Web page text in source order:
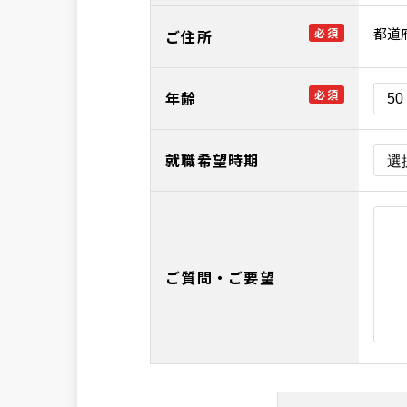
ご住所 必須 都道
年齢 必須
就職希望時期
ご質問・ご要望